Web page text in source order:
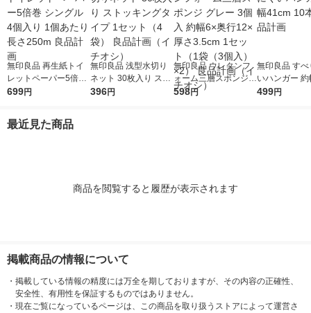
無印良品 再生紙トイ
レットペーパー5倍巻
シングル 4個入り 1個
699円
無印良品 浅型水切り
ネット 30枚入り スト
ッキングタイプ 1セッ
396円
無印良品 ウレタンフ
ォーム三層スポンジ
グレー 3個入 約幅6×
598円
無印良品 すべ
いハンガー
10本組 良品
499円
最近見た商品
商品を閲覧すると履歴が表示されます
掲載商品の情報について
・ 掲載している情報の精度には万全を期しておりますが、その内容の正確性、
安全性、有用性を保証するものではありません。
・ 現在ご覧になっているページは、この商品を取り扱うストアによって運営さ